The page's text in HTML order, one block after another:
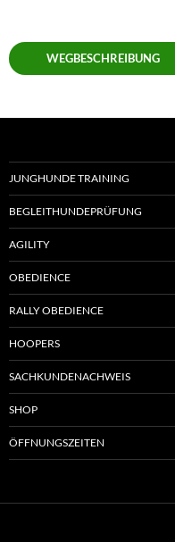
WEGBESCHREIBUNG
JUNGHUNDE TRAINING
BEGLEITHUNDEPRÜFUNG
AGILITY
OBEDIENCE
RALLY OBEDIENCE
HOOPERS
SACHKUNDENACHWEIS
SHOP
ÖFFNUNGSZEITEN